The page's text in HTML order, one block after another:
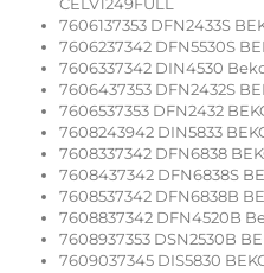
CELV1249FULL
7606137353 DFN2433S
7606237342 DFN5530S
7606337342 DIN4530
7606437353 DFN2432S
7606537353 DFN2432
7608243942 DIN5833
7608337342 DFN6838
7608437342 DFN6838S
7608537342 DFN6838B
7608837342 DFN4520B
7608937353 DSN2530B
7609037345 DIS5830